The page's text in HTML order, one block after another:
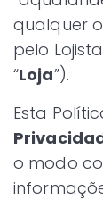
qualquer
pelo
“Loja”).
Esta
o modo